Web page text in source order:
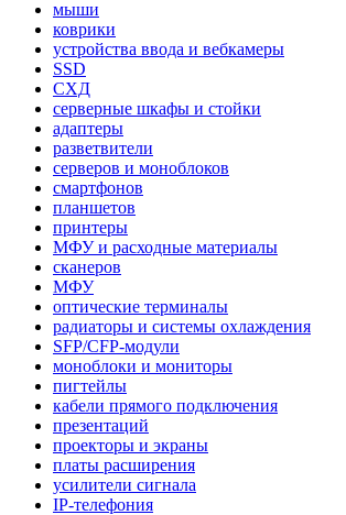
мыши
коврики
устройства ввода и вебкамеры
SSD
СХД
серверные шкафы и стойки
адаптеры
разветвители
серверов и моноблоков
смартфонов
планшетов
принтеры
МФУ и расходные материалы
сканеров
МФУ
оптические терминалы
радиаторы и системы охлаждения
SFP/CFP-модули
моноблоки и мониторы
пигтейлы
кабели прямого подключения
презентаций
проекторы и экраны
платы расширения
усилители сигнала
IP-телефония